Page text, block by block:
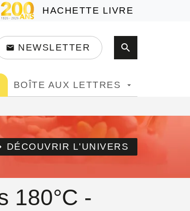
HACHETTE LIVRE
email NEWSLETTER search
BOÎTE AUX LETTRES arrow_drop_down
DÉCOUVRIR L'UNIVERS
180°C -